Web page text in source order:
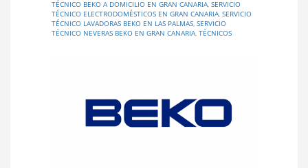
TÉCNICO BEKO A DOMICILIO EN GRAN CANARIA, SERVICIO
TÉCNICO ELECTRODOMÉSTICOS EN GRAN CANARIA, SERVICIO
TÉCNICO LAVADORAS BEKO EN LAS PALMAS, SERVICIO
TÉCNICO NEVERAS BEKO EN GRAN CANARIA, TÉCNICOS